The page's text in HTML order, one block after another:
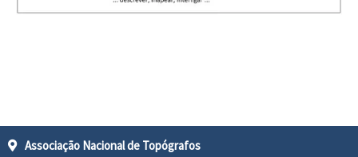
Associação Nacional de Topógrafos